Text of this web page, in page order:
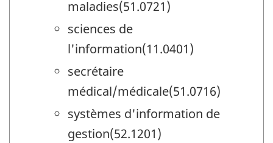
maladies(51.0721)
sciences de
l'information(11.0401)
secrétaire
médical/médicale(51.0716)
systèmes d'information de
gestion(52.1201)